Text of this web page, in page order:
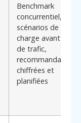
Benchmark
concurrentiel,
scénarios de
charge avant pic
de trafic,
recommandations
chiffrées et
planifiées